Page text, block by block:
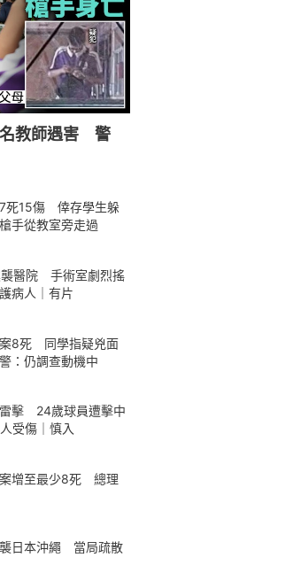
教師遇害 警
死15傷 倖存學生躲
手從教室旁走過
襲醫院 手術室劇烈搖
病人｜有片
8死 同學指疑兇面
：仍調查動機中
擊 24歲球員遭擊中
受傷｜慎入
增至最少8死 總理
日本沖繩 當局疏散